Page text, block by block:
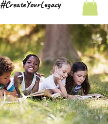
#CreateYourLegacy